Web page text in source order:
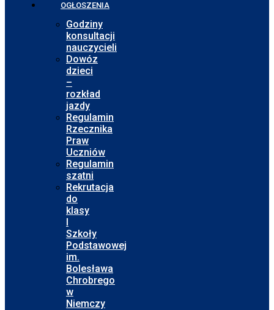
OGŁOSZENIA
Godziny
konsultacji
nauczycieli
Dowóz
dzieci
–
rozkład
jazdy
Regulamin
Rzecznika
Praw
Uczniów
Regulamin
szatni
Rekrutacja
do
klasy
I
Szkoły
Podstawowej
im.
Bolesława
Chrobrego
w
Niemczy